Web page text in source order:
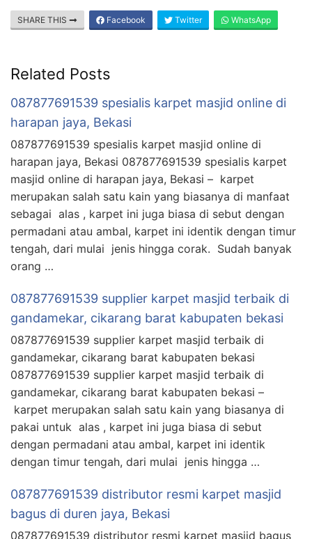
SHARE THIS Facebook Twitter WhatsApp
Related Posts
087877691539 spesialis karpet masjid online di
harapan jaya, Bekasi
087877691539 spesialis karpet masjid online di
harapan jaya, Bekasi 087877691539 spesialis karpet
masjid online di harapan jaya, Bekasi – karpet
merupakan salah satu kain yang biasanya di manfaat
sebagai alas , karpet ini juga biasa di sebut dengan
permadani atau ambal, karpet ini identik dengan timur
tengah, dari mulai jenis hingga corak. Sudah banyak
orang …
087877691539 supplier karpet masjid terbaik di
gandamekar, cikarang barat kabupaten bekasi
087877691539 supplier karpet masjid terbaik di
gandamekar, cikarang barat kabupaten bekasi
087877691539 supplier karpet masjid terbaik di
gandamekar, cikarang barat kabupaten bekasi –
karpet merupakan salah satu kain yang biasanya di
pakai untuk alas , karpet ini juga biasa di sebut
dengan permadani atau ambal, karpet ini identik
dengan timur tengah, dari mulai jenis hingga …
087877691539 distributor resmi karpet masjid
bagus di duren jaya, Bekasi
087877691539 distributor resmi karpet masjid bagus